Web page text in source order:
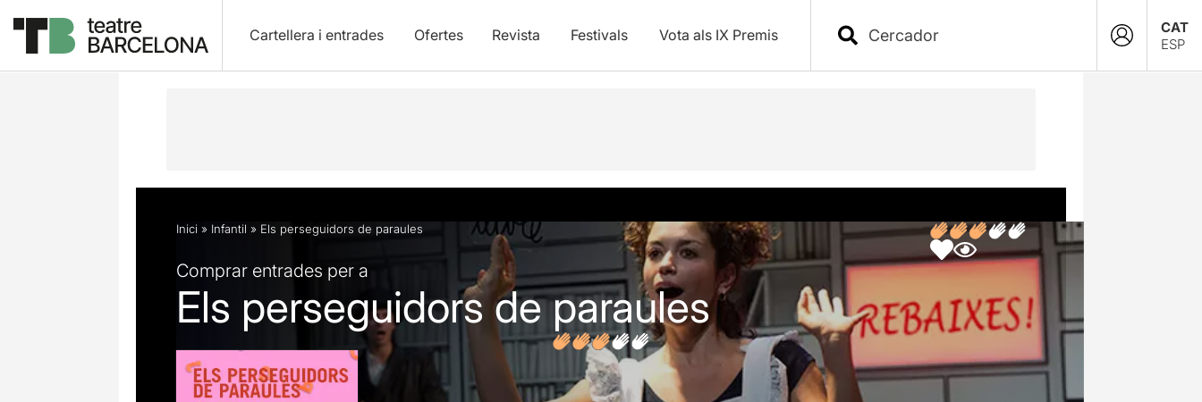
Cartellera i entrades Ofertes Revista Festivals Vota als IX Premis
CAT
ESP
Descripció Fitxa artística Fotos i vídeos Opinions Articles
Inici » Infantil » Els perseguidors de paraules
Comprar entrades per a
Els perseguidors de paraules